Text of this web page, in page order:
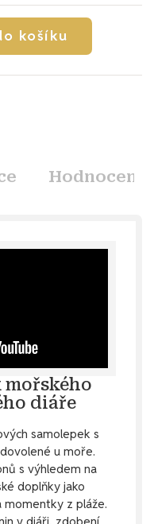
košíku
Hodnocení
mořského
diáře
samolepek s
u moře.
s výhledem na
doplňky jako
momentky z pláže.